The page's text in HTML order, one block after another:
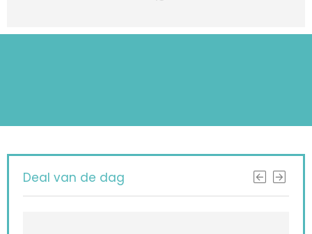
Deal van de dag